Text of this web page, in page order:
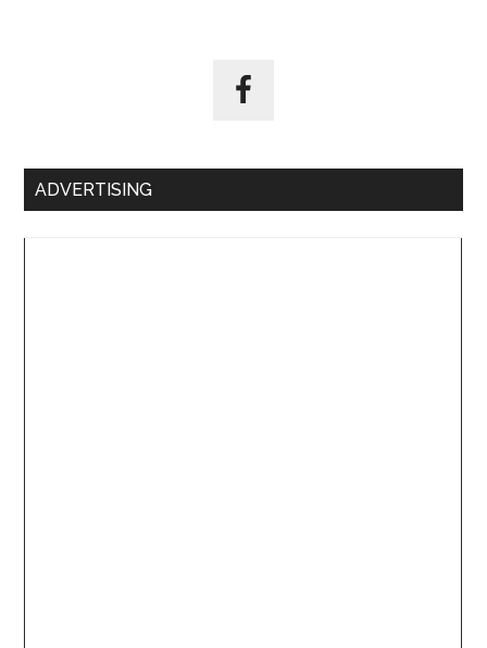
ADVERTISING